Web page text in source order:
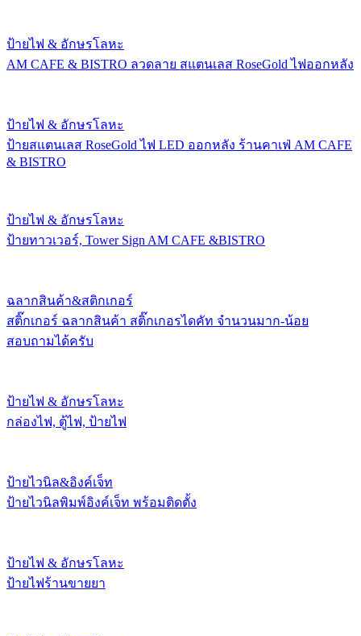
ป้ายไฟ & อักษรโลหะ
AM CAFE & BISTRO ลวดลาย สแตนเลส RoseGold ไฟออกหลัง
ป้ายไฟ & อักษรโลหะ
ป้ายสแตนเลส RoseGold ไฟ LED ออกหลัง ร้านคาเฟ่ AM CAFE
& BISTRO
ป้ายไฟ & อักษรโลหะ
ป้ายทาวเวอร์, Tower Sign AM CAFE &BISTRO
ฉลากสินค้า&สติกเกอร์
สติ๊กเกอร์ ฉลากสินค้า สติ๊กเกอรไดคัท จำนวนมาก-น้อย
สอบถามได้ครับ
ป้ายไฟ & อักษรโลหะ
กล่องไฟ, ตู้ไฟ, ป้ายไฟ
ป้ายไวนิล&อิงค์เจ็ท
ป้ายไวนิลพิมพ์อิงค์เจ็ท พร้อมติดตั้ง
ป้ายไฟ & อักษรโลหะ
ป้ายไฟร้านขายยา